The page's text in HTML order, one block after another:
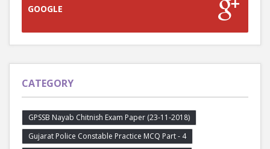
GOOGLE
CATEGORY
GPSSB Nayab Chitnish Exam Paper (23-11-2018)
Gujarat Police Constable Practice MCQ Part - 4